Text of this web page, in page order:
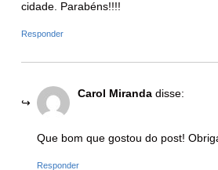
cidade. Parabéns!!!!
Responder
Carol Miranda disse:
Que bom que gostou do post!
Responder